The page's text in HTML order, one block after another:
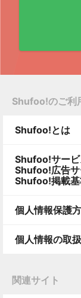
Shufoo!のご利
Shufoo!とは
Shufoo!サービ
Shufoo!広告サ
Shufoo!掲載
個人情報保護
個人情報の取
関連サイト